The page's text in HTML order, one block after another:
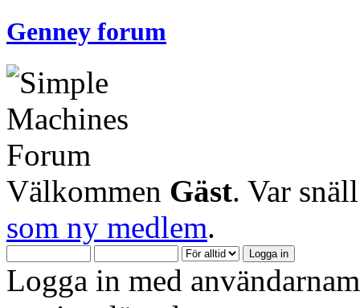
Genney forum
Välkommen Gäst. Var
som ny medlem.
Logga in med